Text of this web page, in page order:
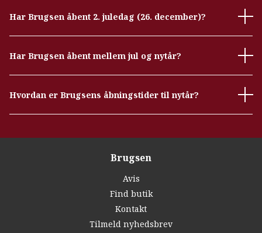
Har Brugsen åbent 2. juledag (26. december)?
Har Brugsen åbent mellem jul og nytår?
Hvordan er Brugsens åbningstider til nytår?
Brugsen
Avis
Find butik
Kontakt
Tilmeld nyhedsbrev